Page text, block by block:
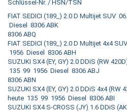
Schlüssel-Nr. / HSN/TSN
FIAT SEDICI (189_) 2.0 D Multijet SUV
Diesel 8306 ABK
8306 ABQ
FIAT SEDICI (189_) 2.0 D Multijet 4x4
1956 Diesel 8306 ABH
SUZUKI SX4 (EY, GY) 2.0 DDiS (RW
135 99 1956 Diesel 8306 ABJ
8306 ABN
SUZUKI SX4 (EY, GY) 2.0 DDiS 4x4
heute 135 99 1956 Diesel 8306 ABI
SUZUKI SX4 S-CROSS (JY) 1.6 DDiS